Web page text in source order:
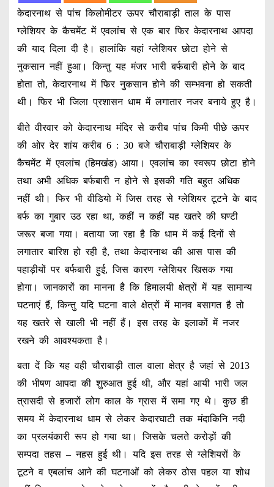
केदारनाथ से पांच किलोमीटर ऊपर चौराबाड़ी ताल के पास
ग्लेशियर के कैचमेंट में एवलांच से एक बार फिर केदारनाथ आपदा
की याद दिला दी है। हालांकि यहां ग्लेशियर छोटा होने से
नुकसान नहीं हुआ। किन्तु यह मंजर भारी बर्फबारी होने के बाद
होता तो, केदारनाथ में फिर नुकसान होने की सम्भवना हो सकती
थी। फिर भी जिला प्रशासन धाम में लगातार नजर बनाये हुए है।
बीते वीरवार को केदारनाथ मंदिर से करीब पांच किमी पीछे ऊपर
की ओर देर शांय करीब 6 : 30 बजे चौराबाड़ी ग्लेशियर के
कैचमेंट में एवलांच (हिमखंड) आया। एवलांच का स्वरूप छोटा होने
तथा अभी अधिक बर्फबारी न होने से इसकी गति बहुत अधिक
नहीं थी। फिर भी वीडियो में जिस तरह से ग्लेशियर टूटने के बाद
बर्फ का गुबार उठ रहा था, कहीं न कहीं यह खतरे की घण्टी
जरूर बजा गया। बताया जा रहा है कि धाम में कई दिनों से
लगातार बारिश हो रही है, तथा केदारनाथ की आस पास की
पहाड़ीयों पर बर्फबारी हुई, जिस कारण ग्लेशियर खिसक गया
होगा। जानकारों का मानना है कि हिमालयी क्षेत्रों में यह सामान्य
घटनाएं हैं, किन्तु यदि घटना वाले क्षेत्रों में मानव बसागत है तो
यह खतरे से खाली भी नहीं हैं। इस तरह के इलाकों में नजर
रखने की आवश्यकता है।
बता दें कि यह वही चौराबाड़ी ताल वाला क्षेत्र है जहां से 2013
की भीषण आपदा की शुरुआत हुई थी, और यहां आयी भारी जल
त्रासदी से हजारों लोग काल के ग्रास में समा गए थे। कुछ ही
समय में केदारनाथ धाम से लेकर केदारघाटी तक मंदाकिनि नदी
का प्रलयंकारी रूप हो गया था। जिसके चलते करोड़ों की
सम्पदा तहस – नहस हुई थी। यदि इस तरह से ग्लेशियरों के
टूटने व एबलांच आने की घटनाओं को लेकर ठोस पहल या शोध